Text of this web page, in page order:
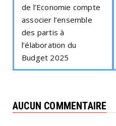
de l’Economie compte
associer l’ensemble
des partis à
l’élaboration du
Budget 2025
AUCUN COMMENTAIRE